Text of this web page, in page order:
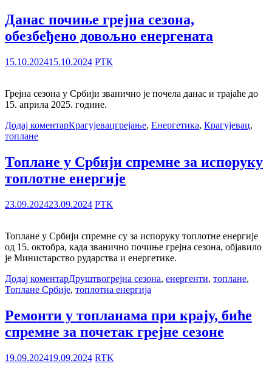
Данас почиње грејна сезона,
обезбеђено довољно енергената
15.10.202415.10.2024 РТК
Грејна сезона у Србији званично је почела данас и трајаће до
15. априла 2025. године.
Додај коментарКрагујевацгрејање, Енергетика, Крагујевац,
топлане
Топлане у Србији спремне за испоруку
топлотне енергије
23.09.202423.09.2024 РТК
Топлане у Србији спремне су за испоруку топлотне енергије
од 15. октобра, када званично почиње грејна сезона, објавило
је Министарство рударства и енергетике.
Додај коментарДруштвогрејна сезона, енергенти, топлане,
Топлане Србије, топлотна енергија
Ремонти у топланама при крају, биће
спремне за почетак грејне сезоне
19.09.202419.09.2024 RTK